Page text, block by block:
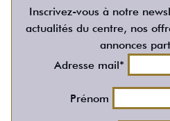
Inscrivez-vous à notre
actualités du centre, nos
annonces
Adresse mail*
Prénom